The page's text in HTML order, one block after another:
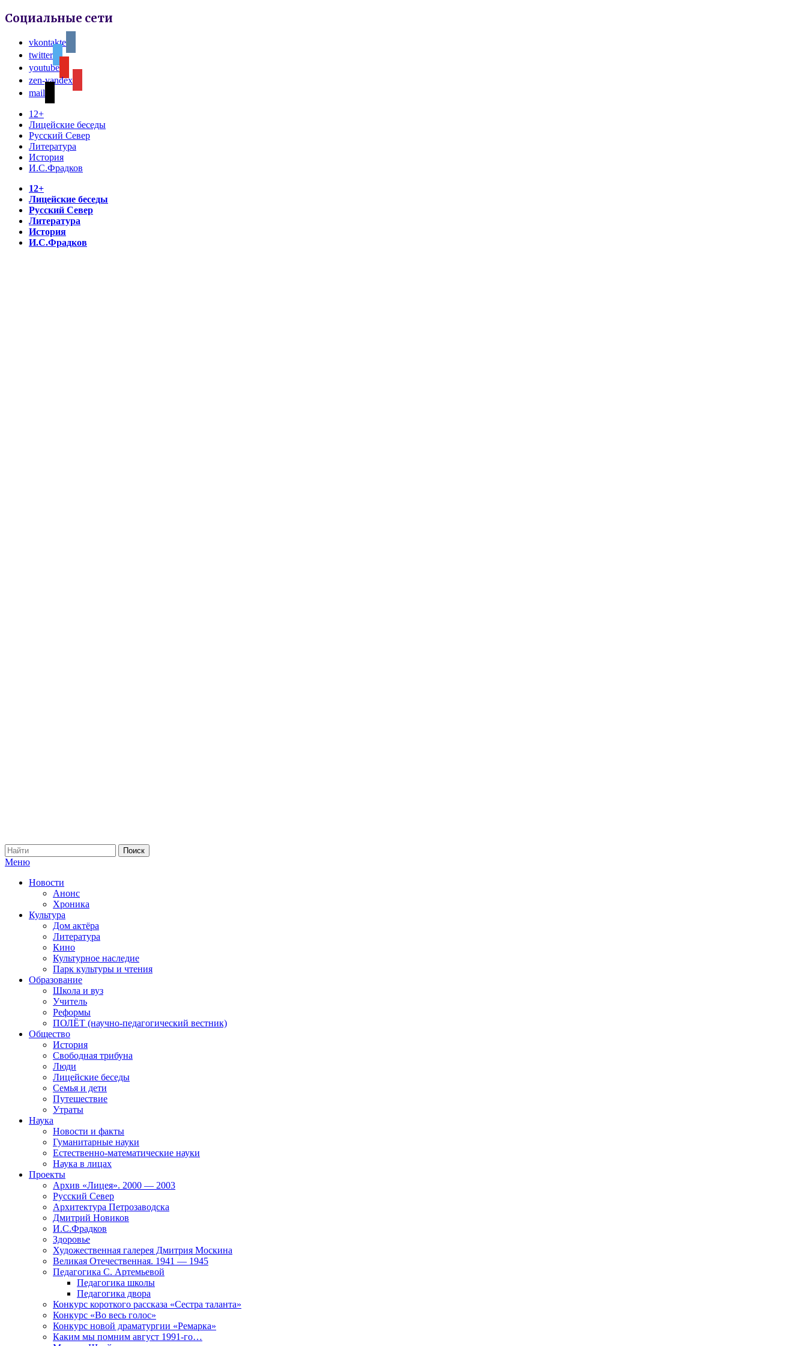
Социальные сети
vkontakte
twitter
youtube
zen-yandex
mail
12+
Лицейские беседы
Русский Север
Литература
История
И.С.Фрадков
12+
Лицейские беседы
Русский Север
Литература
История
И.С.Фрадков
Меню
Новости
Анонс
Хроника
Культура
Дом актёра
Литература
Кино
Культурное наследие
Парк культуры и чтения
Образование
Школа и вуз
Учитель
Реформы
ПОЛЁТ (научно-педагогический вестник)
Общество
История
Свободная трибуна
Люди
Лицейские беседы
Семья и дети
Путешествие
Утраты
Наука
Новости и факты
Гуманитарные науки
Естественно-математические науки
Наука в лицах
Проекты
Архив «Лицея». 2000 — 2003
Русский Север
Архитектура Петрозаводска
Дмитрий Новиков
И.С.Фрадков
Здоровье
Художественная галерея Дмитрия Москина
Великая Отечественная. 1941 — 1945
Педагогика С. Артемьевой
Педагогика школы
Педагогика двора
Конкурс короткого рассказа «Сестра таланта»
Конкурс «Во весь голос»
Конкурс новой драматургии «Ремарка»
Каким мы помним август 1991-го…